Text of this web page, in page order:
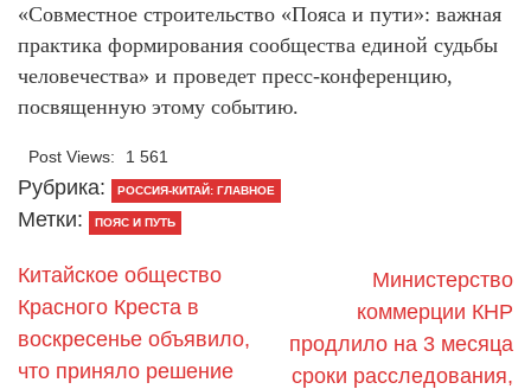
«Совместное строительство «Пояса и пути»: важная
практика формирования сообщества единой судьбы
человечества» и проведет пресс-конференцию,
посвященную этому событию.
Post Views: 1 561
Рубрика: РОССИЯ-КИТАЙ: ГЛАВНОЕ
Метки: ПОЯС И ПУТЬ
Китайское общество
Красного Креста в
воскресенье объявило,
что приняло решение
Министерство
коммерции КНР
продлило на 3 месяца
сроки расследования,